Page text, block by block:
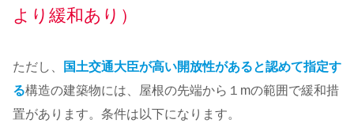
より緩和あり）
ただし、
国土交通大臣が高い開放性があると認めて指定す
る構造の建築物には、屋根の先端から１mの範囲で緩和措
置があります。条件は以下になります。